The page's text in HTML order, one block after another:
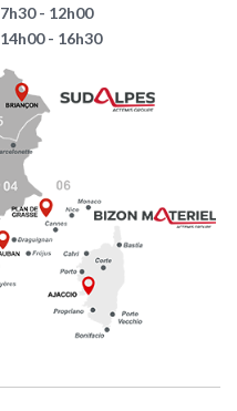
7h30 - 12h00
14h00 - 16h30